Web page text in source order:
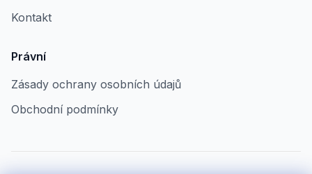
Kontakt
Právní
Zásady ochrany osobních údajů
Obchodní podmínky